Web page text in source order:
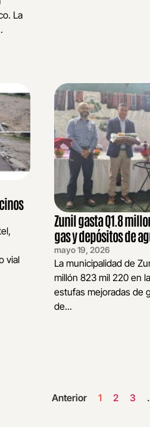
La
vial
Zunil gasta Q1.8
gas y depósitos de
mayo 19, 2026
La municipalidad de
millón 823 mil 220 en
estufas mejoradas de
de...
Anterior 1 2 3